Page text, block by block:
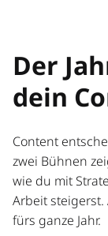
Der
dein
Content
zwei Bühnen
wie du mit
Arbeit steigerst.
fürs ganze Jahr.